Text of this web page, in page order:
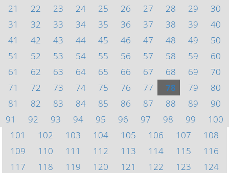
21
22 23 24 25 26 27 28 29
30
31
32 33 34 35 36 37 38 39
40
41
42 43 44 45 46 47 48 49
50
51
52 53 54 55 56 57 58 59
60
61
62 63 64 65 66 67 68 69
70
71
72 73 74 75 76 77 78 79
80
81
82 83 84 85 86 87 88 89
90
91
92 93 94 95 96 97 98 99
100
101
102 103 104 105 106 107
108
109
110 111 112 113 114 115
116
117
118 119 120 121 122 123
124